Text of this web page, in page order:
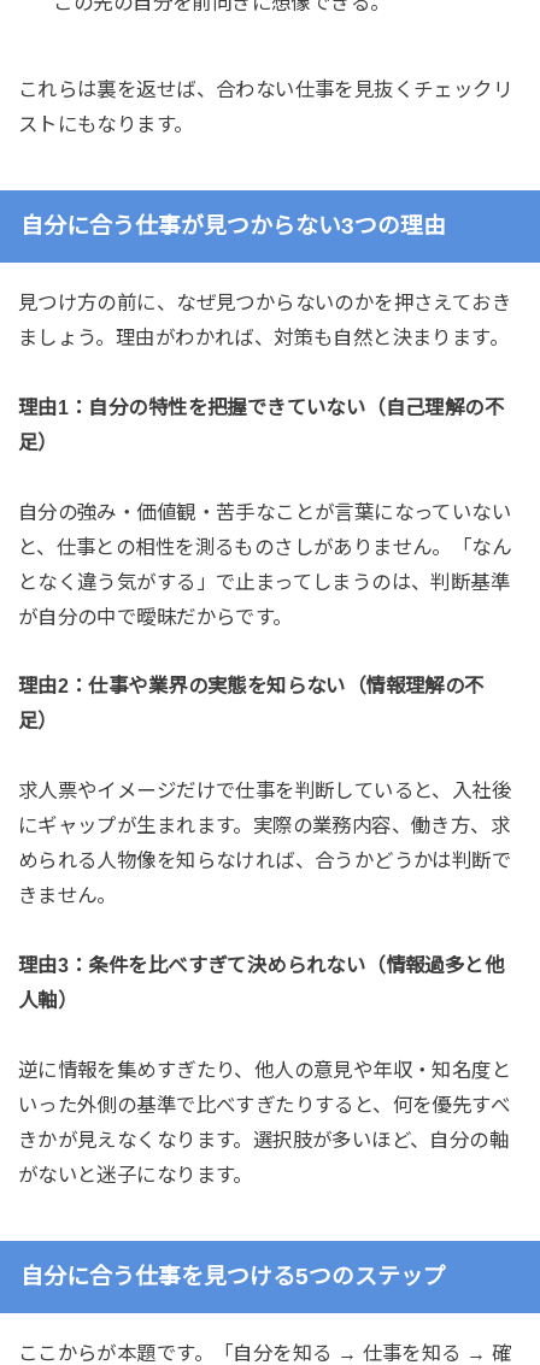
これらは裏を返せば、合わない仕事を見抜くチェックリ
ストにもなります。
自分に合う仕事が見つからない3つの理由
見つけ方の前に、なぜ見つからないのかを押さえておき
ましょう。理由がわかれば、対策も自然と決まります。
理由1：自分の特性を把握できていない（自己理解の不
足）
自分の強み・価値観・苦手なことが言葉になっていない
と、仕事との相性を測るものさしがありません。「なん
となく違う気がする」で止まってしまうのは、判断基準
が自分の中で曖昧だからです。
理由2：仕事や業界の実態を知らない（情報理解の不
足）
求人票やイメージだけで仕事を判断していると、入社後
にギャップが生まれます。実際の業務内容、働き方、求
められる人物像を知らなければ、合うかどうかは判断で
きません。
理由3：条件を比べすぎて決められない（情報過多と他
人軸）
逆に情報を集めすぎたり、他人の意見や年収・知名度と
いった外側の基準で比べすぎたりすると、何を優先すべ
きかが見えなくなります。選択肢が多いほど、自分の軸
がないと迷子になります。
自分に合う仕事を見つける5つのステップ
ここからが本題です。「自分を知る → 仕事を知る → 確